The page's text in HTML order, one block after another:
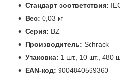
Стандарт соответствия:
Вес: 0,03 кг
Серия: BZ
Производитель: Schrack
Упаковка: 1 шт., 10 шт., 480
EAN-код: 9004840569360